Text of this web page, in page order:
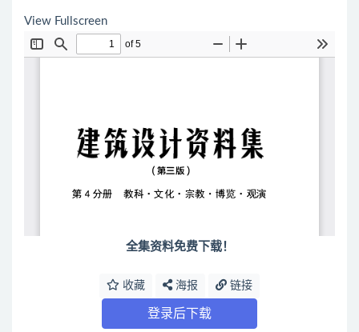
View Fullscreen
全集资料免费下载！
收藏 海报 链接
登录后下载